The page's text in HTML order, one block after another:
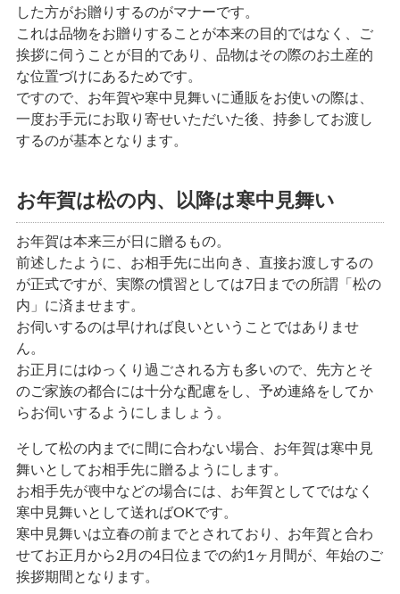
した方がお贈りするのがマナーです。
これは品物をお贈りすることが本来の目的ではなく、ご
挨拶に伺うことが目的であり、品物はその際のお土産的
な位置づけにあるためです。
ですので、お年賀や寒中見舞いに通販をお使いの際は、
一度お手元にお取り寄せいただいた後、持参してお渡し
するのが基本となります。
お年賀は松の内、以降は寒中見舞い
お年賀は本来三が日に贈るもの。
前述したように、お相手先に出向き、直接お渡しするの
が正式ですが、実際の慣習としては7日までの所謂「松の
内」に済ませます。
お伺いするのは早ければ良いということではありませ
ん。
お正月にはゆっくり過ごされる方も多いので、先方とそ
のご家族の都合には十分な配慮をし、予め連絡をしてか
らお伺いするようにしましょう。
そして松の内までに間に合わない場合、お年賀は寒中見
舞いとしてお相手先に贈るようにします。
お相手先が喪中などの場合には、お年賀としてではなく
寒中見舞いとして送ればOKです。
寒中見舞いは立春の前までとされており、お年賀と合わ
せてお正月から2月の4日位までの約1ヶ月間が、年始のご
挨拶期間となります。